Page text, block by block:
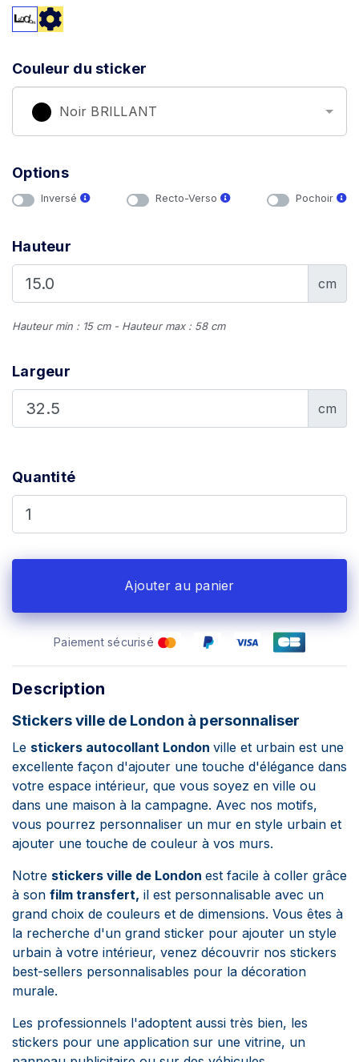
Couleur du sticker
Noir BRILLANT
Options
Inversé Recto-Verso Pochoir
Hauteur
cm
Hauteur min : 15 cm - Hauteur max : 58 cm
Largeur
cm
Quantité
Ajouter au panier
Paiement sécurisé
Description
Stickers ville de London à personnaliser
Le stickers autocollant London ville et urbain est une
excellente façon d'ajouter une touche d'élégance dans
votre espace intérieur, que vous soyez en ville ou
dans une maison à la campagne. Avec nos motifs,
vous pourrez personnaliser un mur en style urbain et
ajouter une touche de couleur à vos murs.
Notre stickers ville de London est facile à coller grâce
à son film transfert, il est personnalisable avec un
grand choix de couleurs et de dimensions. Vous êtes à
la recherche d'un grand sticker pour ajouter un style
urbain à votre intérieur, venez découvrir nos stickers
best-sellers personnalisables pour la décoration
murale.
Les professionnels l'adoptent aussi très bien, les
stickers pour une application sur une vitrine, un